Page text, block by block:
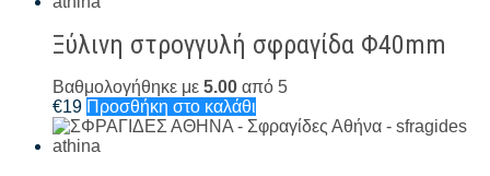
Ξύλινη στρογγυλή σφραγίδα Φ40mm
Βαθμολογήθηκε με 5.00 από 5
€19 Προσθήκη στο καλάθι